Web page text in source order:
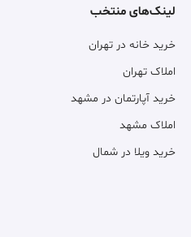
لینک‌های منتخب
خرید خانه در تهران
املاک تهران
خرید آپارتمان در مشهد
املاک مشهد
خرید ویلا در شمال